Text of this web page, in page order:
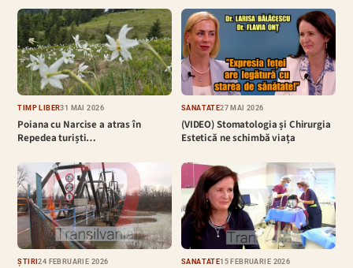
TIMP LIBER31 MAI 2026
Poiana cu Narcise a atras în
Repedea turiști…
SĂNĂTATE27 MAI 2026
(VIDEO) Stomatologia și Chirurgia
Estetică ne schimbă viața
ȘTIRI24 FEBRUARIE 2026 SĂNĂTATE15 FEBRUARIE 2026